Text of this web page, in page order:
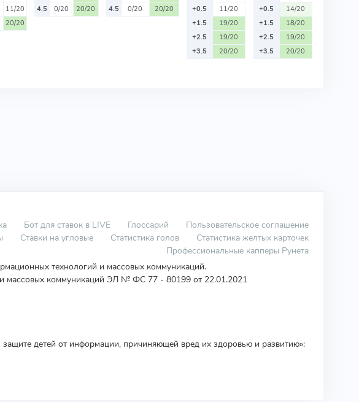
11/20
20/20
4.5
0/20 20/20
4.5
0/20 20/20
+0.5
11/20
+1.5
19/20
+2.5
19/20
+3.5
20/20
+0.5
14/20
+1.5
18/20
+2.5
19/20
+3.5
20/20
Бот для ставок в LIVE Глоссарий
Пользовательское соглашение
Ставки на угловые Статистика голов
Статистика желтых карточек
Профессиональные капперы Рунета
технологий и массовых коммуникаций.
массовых коммуникаций ЭЛ № ФС 77 - 80199 от 22.01.2021
детей от информации, причиняющей вред их здоровью и развитию»: